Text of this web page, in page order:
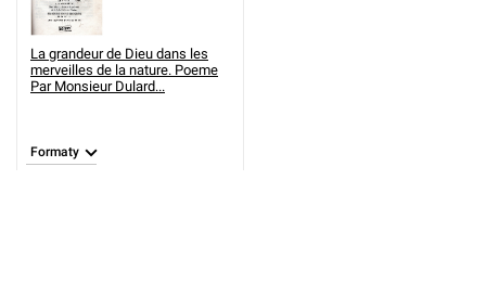
La grandeur de Dieu dans les
merveilles de la nature. Poeme
Par Monsieur Dulard...
Formaty